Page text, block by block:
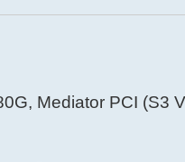
Mediator PCI (S3